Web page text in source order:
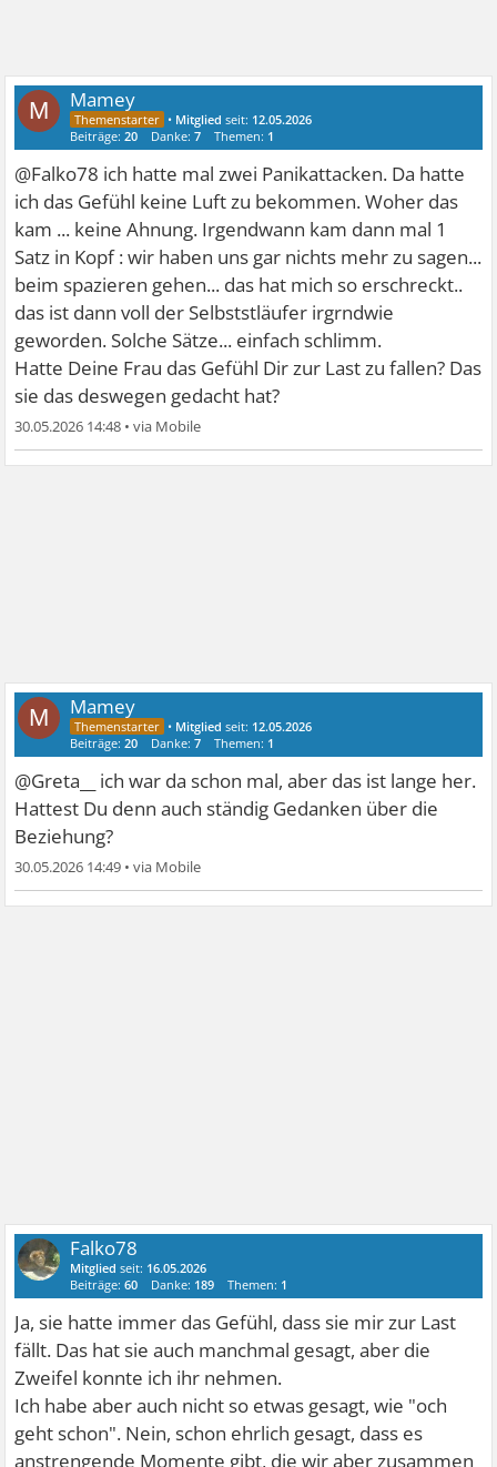
M Mamey
• Mitglied seit: 12.05.2026
Beiträge:20 Danke:7 Themen: 1
@Falko78 ich hatte mal zwei Panikattacken. Da hatte
ich das Gefühl keine Luft zu bekommen. Woher das
kam ... keine Ahnung. Irgendwann kam dann mal 1
Satz in Kopf : wir haben uns gar nichts mehr zu sagen...
beim spazieren gehen... das hat mich so erschreckt..
das ist dann voll der Selbststläufer irgrndwie
geworden. Solche Sätze... einfach schlimm.
Hatte Deine Frau das Gefühl Dir zur Last zu fallen? Das
sie das deswegen gedacht hat?
30.05.2026 14:48 •
M Mamey
• Mitglied seit: 12.05.2026
Beiträge:20 Danke:7 Themen: 1
@Greta__ ich war da schon mal, aber das ist lange her.
Hattest Du denn auch ständig Gedanken über die
Beziehung?
30.05.2026 14:49 •
Falko78
Mitglied seit: 16.05.2026
Beiträge:60 Danke: 189 Themen: 1
Ja, sie hatte immer das Gefühl, dass sie mir zur Last
fällt. Das hat sie auch manchmal gesagt, aber die
Zweifel konnte ich ihr nehmen.
Ich habe aber auch nicht so etwas gesagt, wie "och
geht schon". Nein, schon ehrlich gesagt, dass es
anstrengende Momente gibt, die wir aber zusammen